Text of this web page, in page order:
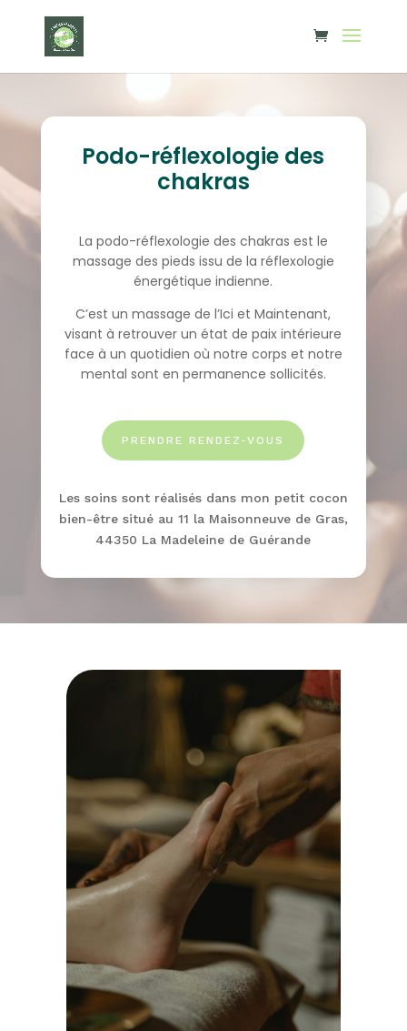
Podo-réflexologie des
chakras
La podo-réflexologie des chakras est le
massage des pieds issu de la réflexologie
énergétique indienne.
C’est un massage de l’Ici et Maintenant,
visant à retrouver un état de paix intérieure
face à un quotidien où notre corps et notre
mental sont en permanence sollicités.
PRENDRE RENDEZ-VOUS
Les soins sont réalisés dans mon petit cocon
bien-être situé au 11 la Maisonneuve de Gras,
44350 La Madeleine de Guérande